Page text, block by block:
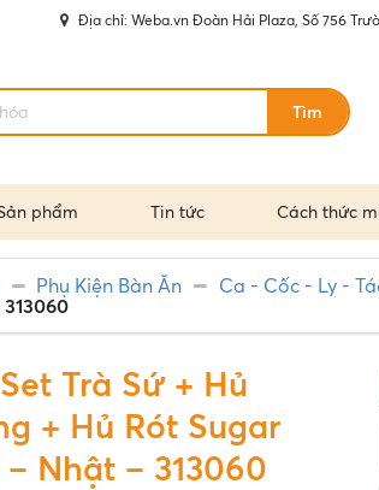
Địa chỉ: Weba.vn Đoàn Hải Plaza, Số 756
Tìm
phẩm Tin tức Cách thức
Phụ Kiện Bàn Ăn Ca - Cốc - Ly -
Trà Sứ + Hủ
+ Hủ Rót Sugar
Nhật – 313060